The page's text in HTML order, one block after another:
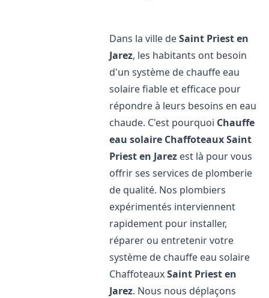
Dans la ville deSaint Priest en
Jarez, les habitants ont besoin
d'un système de chauffe eau
solaire fiable et efficace pour
répondre à leurs besoins en eau
chaude. C'est pourquoi Chauffe
eau solaire ChaffoteauxSaint
Priest en Jarez est là pour vous
offrir ses services de plomberie
de qualité. Nos plombiers
expérimentés interviennent
rapidement pour installer,
réparer ou entretenir votre
système de chauffe eau solaire
ChaffoteauxSaint Priest en
Jarez. Nous nous déplaçons